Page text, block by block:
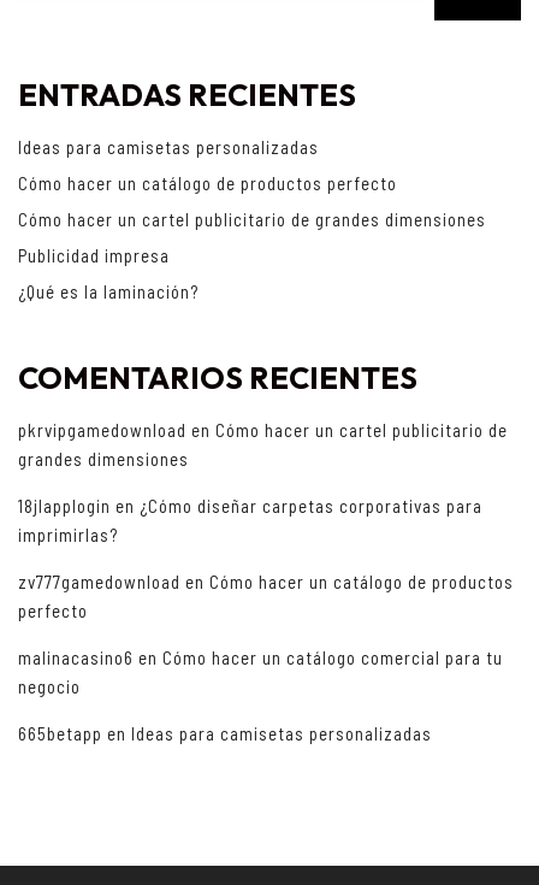
ENTRADAS RECIENTES
Ideas para camisetas personalizadas
Cómo hacer un catálogo de productos perfecto
Cómo hacer un cartel publicitario de grandes dimensiones
Publicidad impresa
¿Qué es la laminación?
COMENTARIOS RECIENTES
pkrvipgamedownload en Cómo hacer un cartel publicitario de
grandes dimensiones
18jlapplogin en ¿Cómo diseñar carpetas corporativas para
imprimirlas?
zv777gamedownload en Cómo hacer un catálogo de productos
perfecto
malinacasino6 en Cómo hacer un catálogo comercial para tu
negocio
665betapp en Ideas para camisetas personalizadas